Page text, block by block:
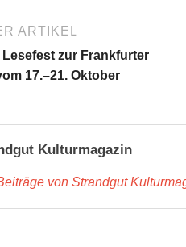
ARTIKEL
zur Frankfurter
17.–21. Oktober
Kulturmagazin
von Strandgut